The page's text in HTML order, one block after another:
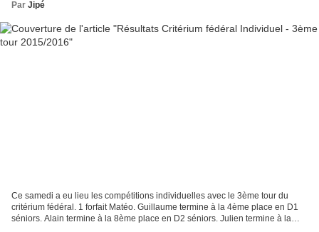
Par Jipé
Ce samedi a eu lieu les compétitions individuelles avec le 3ème tour du
critérium fédéral. 1 forfait Matéo. Guillaume termine à la 4ème place en D1
séniors. Alain termine à la 8ème place en D2 séniors. Julien termine à la